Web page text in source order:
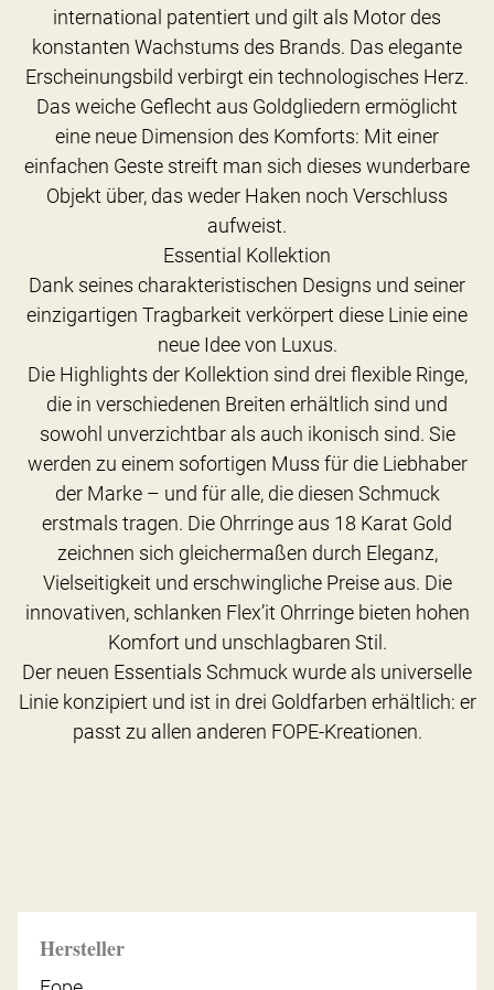
Hersteller
international patentiert und gilt als Motor des
konstanten Wachstums des Brands. Das elegante
Erscheinungsbild verbirgt ein technologisches Herz.
Das weiche Geflecht aus Goldgliedern ermöglicht
eine neue Dimension des Komforts: Mit einer
einfachen Geste streift man sich dieses wunderbare
Objekt über, das weder Haken noch Verschluss
aufweist.
Essential Kollektion
Dank seines charakteristischen Designs und seiner
einzigartigen Tragbarkeit verkörpert diese Linie eine
neue Idee von Luxus.
Die Highlights der Kollektion sind drei flexible Ringe,
die in verschiedenen Breiten erhältlich sind und
sowohl unverzichtbar als auch ikonisch sind. Sie
werden zu einem sofortigen Muss für die Liebhaber
der Marke – und für alle, die diesen Schmuck
erstmals tragen. Die Ohrringe aus 18 Karat Gold
zeichnen sich gleichermaßen durch Eleganz,
Vielseitigkeit und erschwingliche Preise aus. Die
innovativen, schlanken Flex’it Ohrringe bieten hohen
Komfort und unschlagbaren Stil.
Der neuen Essentials Schmuck wurde als universelle
Linie konzipiert und ist in drei Goldfarben erhältlich: er
passt zu allen anderen FOPE-Kreationen.